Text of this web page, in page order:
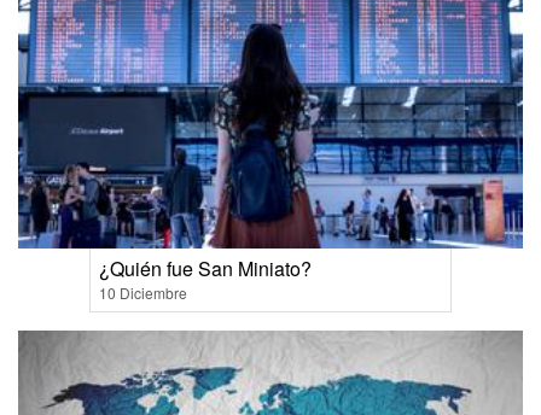
¿Quién fue San Miniato?
10 Diciembre